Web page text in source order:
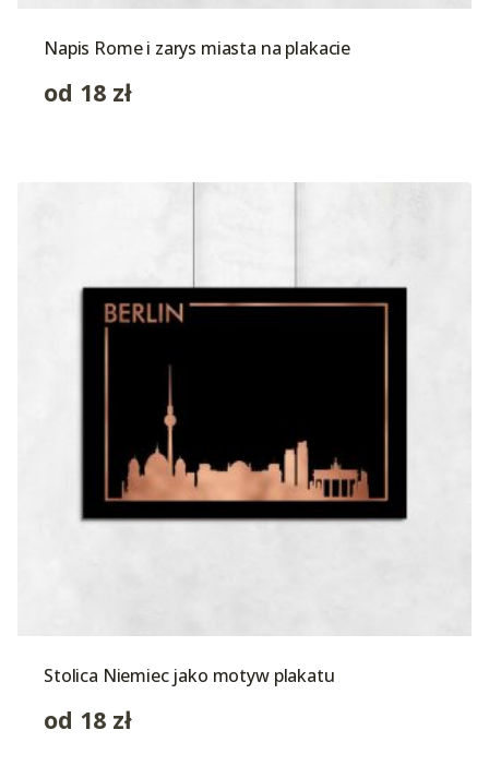
Napis Rome i zarys miasta na plakacie
od 18 zł
Stolica Niemiec jako motyw plakatu
od 18 zł